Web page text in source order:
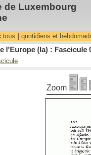
de Luxembourg
tous quotidiens et
l'Europe (la) : Fascicule
Zoom